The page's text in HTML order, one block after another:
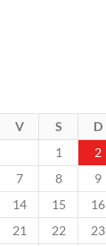
V S
D
1
2
7 8
9
14 15
16
21 22
23